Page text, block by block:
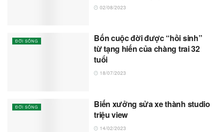
02/08/2023
ĐỜI SỐNG
Bốn cuộc đời được “hồi sinh”
từ tạng hiến của chàng trai 32
tuổi
18/07/2023
ĐỜI SỐNG
Biến xưởng sửa xe thành studio
triệu view
14/02/2023